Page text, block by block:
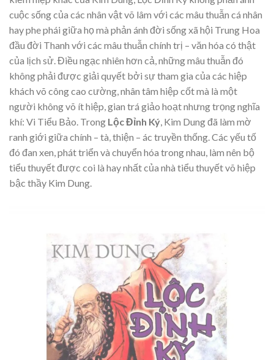
cuộc sống của các nhân vật võ lâm với các mâu thuẫn cá nhân
hay phe phái giữa họ mà phản ánh đời sống xã hội Trung Hoa
đầu đời Thanh với các mâu thuẫn chính trị – văn hóa có thật
của lịch sử. Điều ngạc nhiên hơn cả, những mâu thuẫn đó
không phải được giải quyết bởi sự tham gia của các hiệp
khách võ công cao cường, nhân tâm hiệp cốt mà là một
người không võ ít hiệp, gian trá giảo hoạt nhưng trọng nghĩa
khí: Vi Tiểu Bảo. Trong Lộc Đỉnh Ký, Kim Dung đã làm mờ
ranh giới giữa chính – tà, thiện – ác truyền thống. Các yếu tố
đó đan xen, phát triển và chuyển hóa trong nhau, làm nên bộ
tiểu thuyết được coi là hay nhất của nhà tiểu thuyết võ hiệp
bậc thầy Kim Dung.